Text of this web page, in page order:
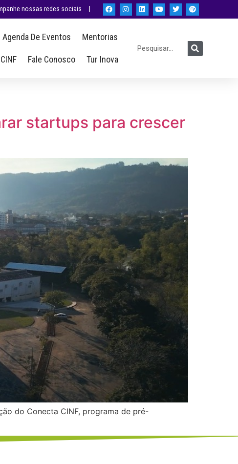
nossas redes sociais |
Agenda De Eventos Mentorias
Fale Conosco Tur Inova
startups para crescer
do Conecta CINF, programa de pré-